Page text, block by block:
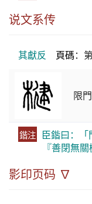
说文系传
其獻反 頁碼：
限
鍇注 臣鍇曰：「
『善閉無關
影印页码 ∇